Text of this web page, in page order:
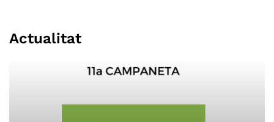
moderna, que normalment raja. Seguim per Vallhonesta, veïnat
del municipi de Sant Vicenç de Castellet l’any 1850. Aquest
veïnat està format per quelcom més d’una dotzena de cases-
la vall hi ha nombroses barraques de vinya i alguna cisterna
Actualitat